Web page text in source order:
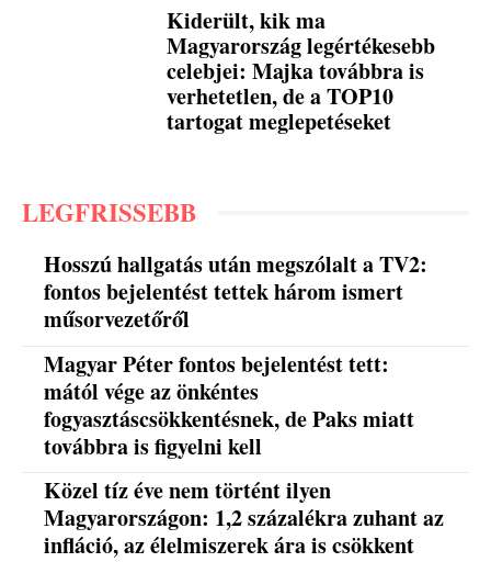
Kiderült, kik ma
Magyarország legértékesebb
celebjei: Majka továbbra is
verhetetlen, de a TOP10
tartogat meglepetéseket
LEGFRISSEBB
Hosszú hallgatás után megszólalt a TV2:
fontos bejelentést tettek három ismert
műsorvezetőről
Magyar Péter fontos bejelentést tett:
mától vége az önkéntes
fogyasztáscsökkentésnek, de Paks miatt
továbbra is figyelni kell
Közel tíz éve nem történt ilyen
Magyarországon: 1,2 százalékra zuhant az
infláció, az élelmiszerek ára is csökkent